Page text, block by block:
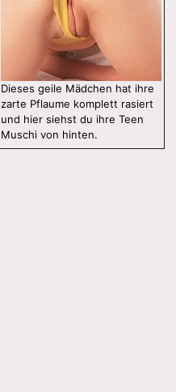
Dieses geile Mädchen hat ihre
zarte Pflaume komplett rasiert
und hier siehst du ihre Teen
Muschi von hinten.